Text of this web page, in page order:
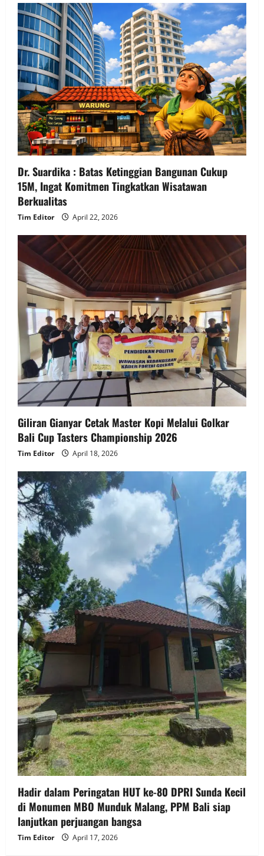
Dr. Suardika : Batas Ketinggian Bangunan Cukup
15M, Ingat Komitmen Tingkatkan Wisatawan
Berkualitas
Tim Editor April 22, 2026
Giliran Gianyar Cetak Master Kopi Melalui Golkar
Bali Cup Tasters Championship 2026
Tim Editor April 18, 2026
Hadir dalam Peringatan HUT ke-80 DPRI Sunda Kecil
di Monumen MBO Munduk Malang, PPM Bali siap
lanjutkan perjuangan bangsa
Tim Editor April 17, 2026